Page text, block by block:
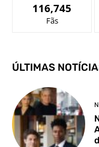
116,745
Fãs
ÚLTIMAS